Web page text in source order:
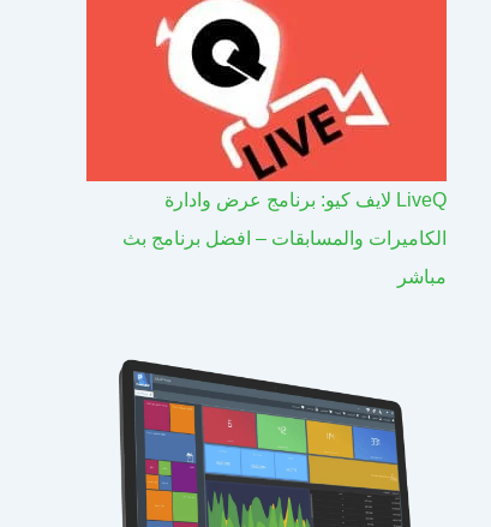
LiveQ لايف كيو: برنامج عرض وادارة
الكاميرات والمسابقات – افضل برنامج بث
مباشر